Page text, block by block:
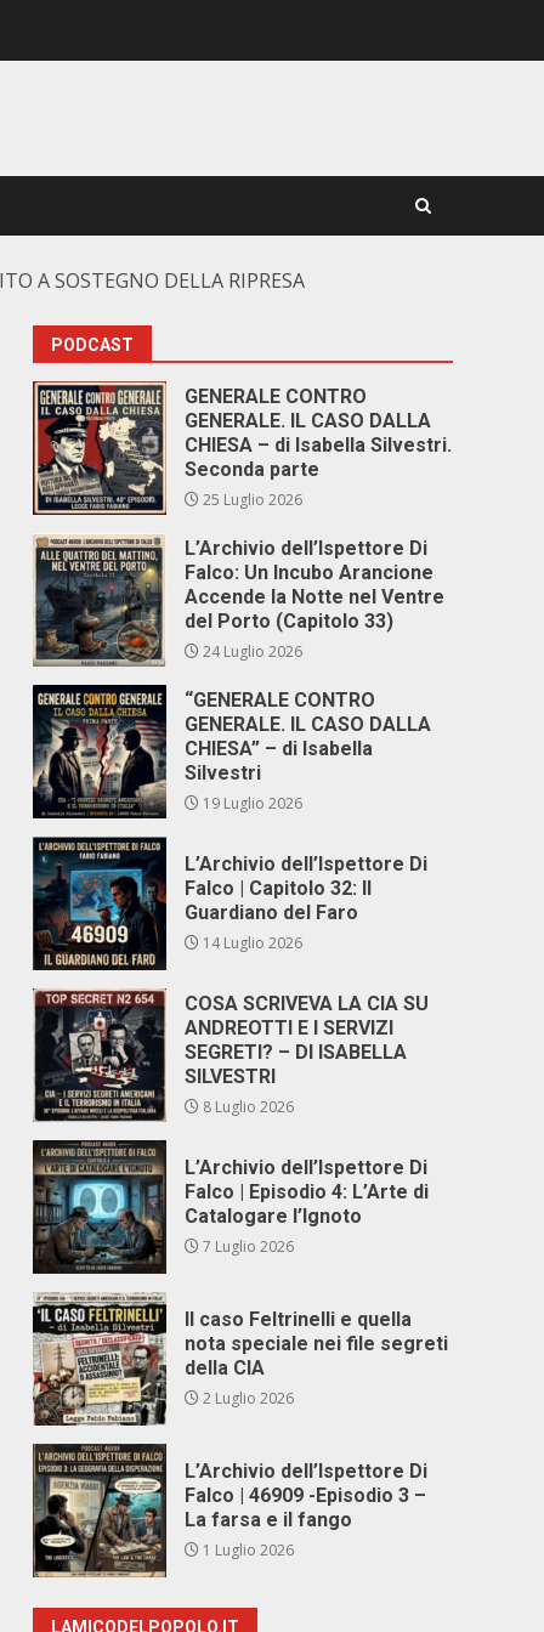
A SOSTEGNO DELLA RIPRESA
PODCAST
GENERALE CONTRO
GENERALE. IL CASO DALLA
CHIESA – di Isabella Silvestri.
Seconda parte
25 Luglio 2026
L’Archivio dell’Ispettore Di
Falco: Un Incubo Arancione
Accende la Notte nel Ventre
del Porto (Capitolo 33)
24 Luglio 2026
“GENERALE CONTRO
GENERALE. IL CASO DALLA
CHIESA” – di Isabella
Silvestri
19 Luglio 2026
L’Archivio dell’Ispettore Di
Falco | Capitolo 32: Il
Guardiano del Faro
14 Luglio 2026
COSA SCRIVEVA LA CIA SU
ANDREOTTI E I SERVIZI
SEGRETI? – DI ISABELLA
SILVESTRI
8 Luglio 2026
L’Archivio dell’Ispettore Di
Falco | Episodio 4: L’Arte di
Catalogare l’Ignoto
7 Luglio 2026
Il caso Feltrinelli e quella
nota speciale nei file segreti
della CIA
2 Luglio 2026
L’Archivio dell’Ispettore Di
Falco | 46909 -Episodio 3 –
La farsa e il fango
1 Luglio 2026
LAMICODELPOPOLO.IT